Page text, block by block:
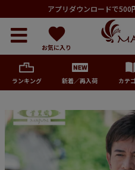
アプリダウンロードで
お気に入り
ランキング 新着／再入荷 カテ
メンズ
レディース